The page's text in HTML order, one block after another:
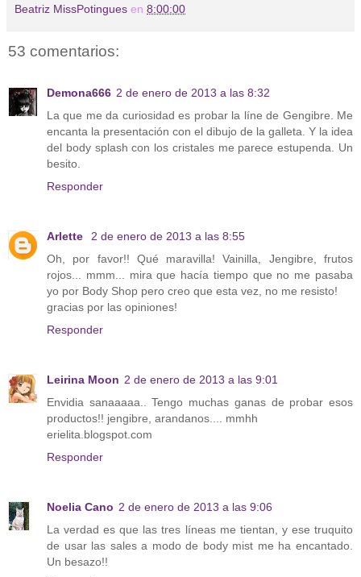
Beatriz MissPotingues en 8:00:00
53 comentarios:
Demona666 2 de enero de 2013 a las 8:32
La que me da curiosidad es probar la líne de Gengibre. Me
encanta la presentación con el dibujo de la galleta. Y la idea
del body splash con los cristales me parece estupenda. Un
besito.
Responder
Arlette
2 de enero de 2013 a las 8:55
Oh, por favor!! Qué maravilla! Vainilla, Jengibre, frutos
rojos... mmm... mira que hacía tiempo que no me pasaba
yo por Body Shop pero creo que esta vez, no me resisto!
gracias por las opiniones!
Responder
Leirina Moon 2 de enero de 2013 a las 9:01
Envidia sanaaaaa.. Tengo muchas ganas de probar esos
productos!! jengibre, arandanos.... mmhh
erielita.blogspot.com
Responder
Noelia Cano 2 de enero de 2013 a las 9:06
La verdad es que las tres líneas me tientan, y ese truquito
de usar las sales a modo de body mist me ha encantado.
Un besazo!!